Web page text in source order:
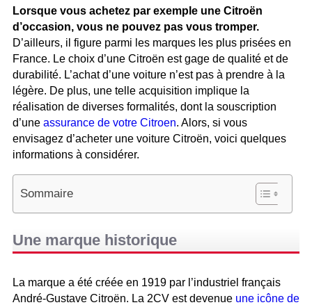
Lorsque vous achetez par exemple une Citroën
d’occasion, vous ne pouvez pas vous tromper.
D’ailleurs, il figure parmi les marques les plus prisées en
France. Le choix d’une Citroën est gage de qualité et de
durabilité. L’achat d’une voiture n’est pas à prendre à la
légère. De plus, une telle acquisition implique la
réalisation de diverses formalités, dont la souscription
d’une assurance de votre Citroen. Alors, si vous
envisagez d’acheter une voiture Citroën, voici quelques
informations à considérer.
Sommaire
Une marque historique
La marque a été créée en 1919 par l’industriel français
André-Gustave Citroën. La 2CV est devenue une icône de